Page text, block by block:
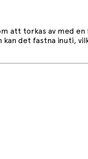
att torkas av med
kan det fastna inuti,